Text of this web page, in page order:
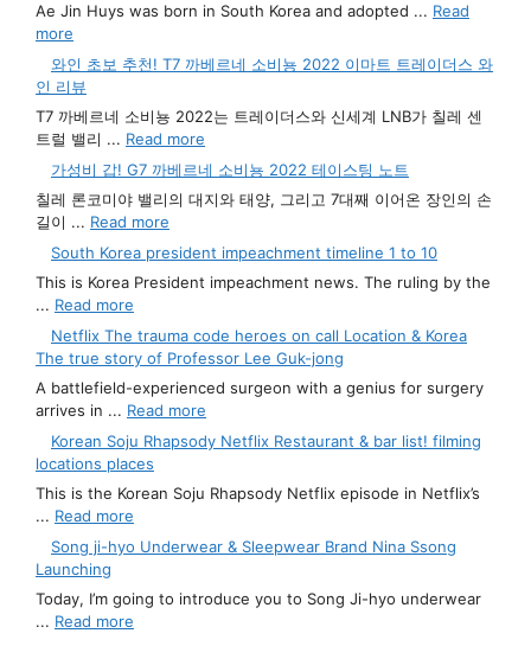
Ae Jin Huys was born in South Korea and adopted ... Read
more
와인 초보 추천! T7 까베르네 소비뇽 2022 이마트 트레이더스 와
인 리뷰
T7 까베르네 소비뇽 2022는 트레이더스와 신세계 LNB가 칠레 센
트럴 밸리 ... Read more
가성비 갑! G7 까베르네 소비뇽 2022 테이스팅 노트
칠레 론코미야 밸리의 대지와 태양, 그리고 7대째 이어온 장인의 손
길이 ... Read more
South Korea president impeachment timeline 1 to 10
This is Korea President impeachment news. The ruling by the
... Read more
Netflix The trauma code heroes on call Location & Korea
The true story of Professor Lee Guk-jong
A battlefield-experienced surgeon with a genius for surgery
arrives in ... Read more
Korean Soju Rhapsody Netflix Restaurant & bar list! filming
locations places
This is the Korean Soju Rhapsody Netflix episode in Netflix’s
... Read more
Song ji-hyo Underwear & Sleepwear Brand Nina Ssong
Launching
Today, I’m going to introduce you to Song Ji-hyo underwear
... Read more